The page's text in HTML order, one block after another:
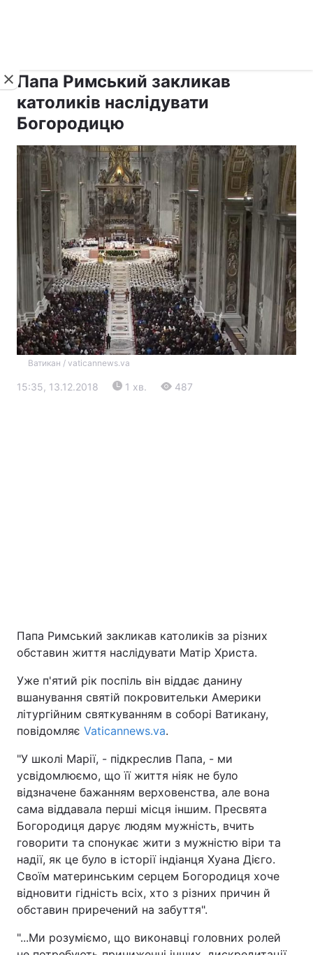
Київ Львів
Харків
Одеса
Спорт Наука
Техно і зв'язок Лайт
Зброя Інциденти
Здоров'я Туризм
Цікавинки Погода
Папа Римський закликав
католиків наслідувати
Богородицю
Ватикан / vaticannews.va
15:35, 13.12.2018 1 хв. 487
Папа Римський закликав католиків за різних
обставин життя наслідувати Матір Христа.
Уже п'ятий рік поспіль він віддає данину
вшанування святій покровительки Америки
літургійним святкуванням в соборі Ватикану,
повідомляє Vaticannews.va.
"У школі Марії, - підкреслив Папа, - ми
усвідомлюємо, що її життя ніяк не було
відзначене бажанням верховенства, але вона
сама віддавала перші місця іншим. Пресвята
Богородиця дарує людям мужність, вчить
говорити та спонукає жити з мужністю віри та
надії, як це було в історії індіанця Хуана Дієго.
Своїм материнським серцем Богородиця хоче
відновити гідність всіх, хто з різних причин й
обставин приречений на забуття".
"...Ми розуміємо, що виконавці головних ролей